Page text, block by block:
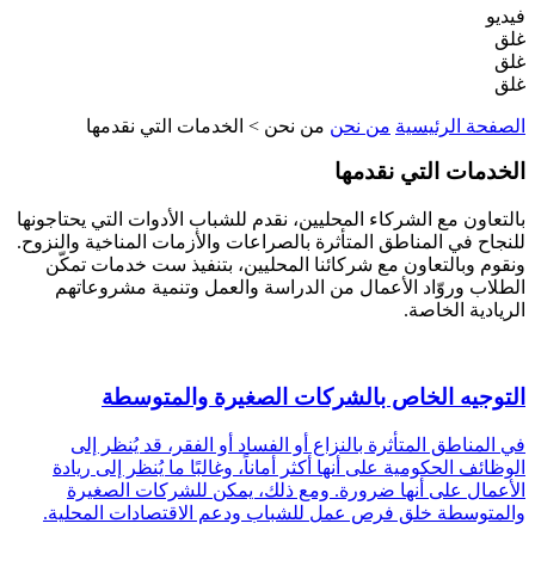
فيديو
غلق
غلق
غلق
الصفحة الرئيسية من نحن من نحن > الخدمات التي نقدمها
الخدمات التي نقدمها
بالتعاون مع الشركاء المحليين، نقدم للشباب الأدوات التي يحتاجونها
للنجاح في المناطق المتأثرة بالصراعات والأزمات المناخية والنزوح.
ونقوم وبالتعاون مع شركائنا المحليين، بتنفيذ ست خدمات تمكّن
الطلاب وروّاد الأعمال من الدراسة والعمل وتنمية مشروعاتهم
الريادية الخاصة.
التوجيه الخاص بالشركات الصغيرة والمتوسطة
في المناطق المتأثرة بالنزاع أو الفساد أو الفقر، قد يُنظر إلى
الوظائف الحكومية على أنها أكثر أماناً، وغالبًا ما يُنظر إلى ريادة
الأعمال على أنها ضرورة. ومع ذلك، يمكن للشركات الصغيرة
والمتوسطة خلق فرص عمل للشباب ودعم الاقتصادات المحلية.